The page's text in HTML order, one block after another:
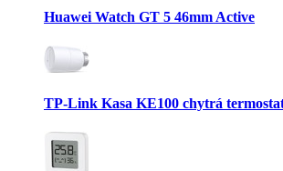
Huawei Watch GT 5 46mm Active
TP-Link Kasa KE100 chytrá